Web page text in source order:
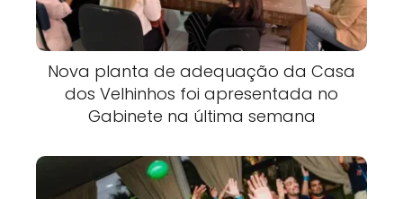
Nova planta de adequação da Casa
dos Velhinhos foi apresentada no
Gabinete na última semana